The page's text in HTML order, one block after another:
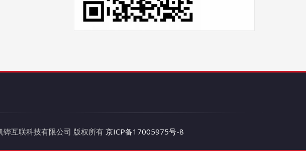
互联科技有限公司 版权所有 京ICP备17005975号-8